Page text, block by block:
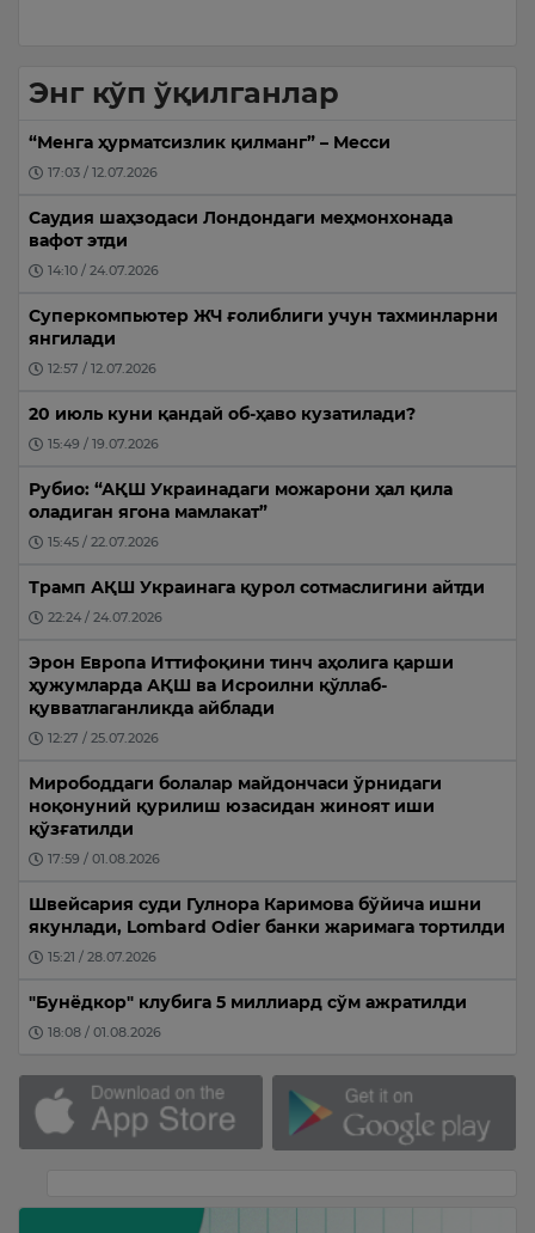
Энг кўп ўқилганлар
“Менга ҳурматсизлик қилманг” – Месси
17:03 / 12.07.2026
Саудия шаҳзодаси Лондондаги меҳмонхонада
вафот этди
14:10 / 24.07.2026
Суперкомпьютер ЖЧ ғолиблиги учун тахминларни
янгилади
12:57 / 12.07.2026
20 июль куни қандай об-ҳаво кузатилади?
15:49 / 19.07.2026
Рубио: “АҚШ Украинадаги можарони ҳал қила
оладиган ягона мамлакат”
15:45 / 22.07.2026
Трамп АҚШ Украинага қурол сотмаслигини айтди
22:24 / 24.07.2026
Эрон Европа Иттифоқини тинч аҳолига қарши
ҳужумларда АҚШ ва Исроилни қўллаб-
қувватлаганликда айблади
12:27 / 25.07.2026
Мирободдаги болалар майдончаси ўрнидаги
ноқонуний қурилиш юзасидан жиноят иши
қўзғатилди
17:59 / 01.08.2026
Швейсария суди Гулнора Каримова бўйича ишни
якунлади, Lombard Odier банки жаримага тортилди
15:21 / 28.07.2026
"Бунёдкор" клубига 5 миллиард сўм ажратилди
18:08 / 01.08.2026